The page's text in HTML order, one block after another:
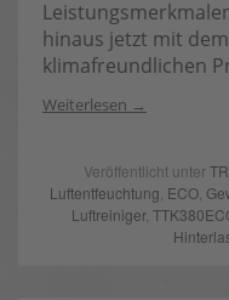
hinaus jetzt mit
klimafreundlichen
Weiterlesen
Veröffentlicht unter
Luftentfeuchtung ECO
Luftreiniger,